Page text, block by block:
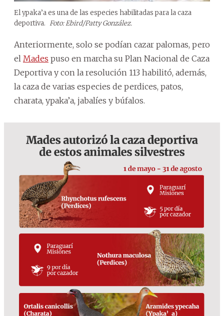
El ypaka’a es una de las especies habilitadas para la caza
deportiva. Foto: Ebird/Patty González.
Anteriormente, solo se podían cazar palomas, pero
el Mades puso en marcha su Plan Nacional de Caza
Deportiva y con la resolución 113 habilitó, además,
la caza de varias especies de perdices, patos,
charata, ypaka’a, jabalíes y búfalos.